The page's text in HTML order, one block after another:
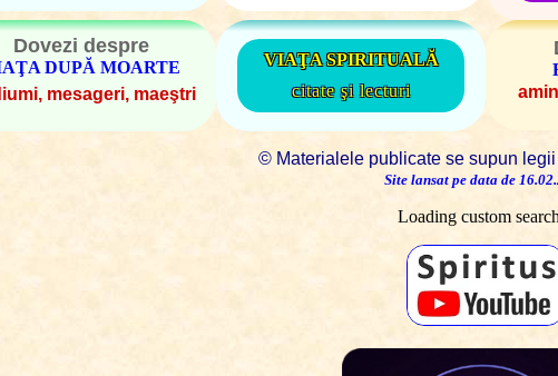
Dovezi despre
DUPĂ MOARTE
mesageri, maeştri
VIAŢA SPIRITUALĂ
citate şi lecturi
© Materialele publicate se supun
Site lansat pe data de
Loading custom